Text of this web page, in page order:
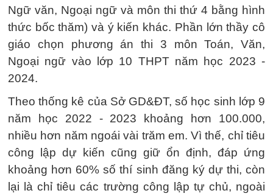
Ngữ văn, Ngoại ngữ và môn thi thứ 4 bằng hình
thức bốc thăm) và ý kiến khác. Phần lớn thầy cô
giáo chọn phương án thi 3 môn Toán, Văn,
Ngoại ngữ vào lớp 10 THPT năm học 2023 -
2024.
Theo thống kê của Sở GD&ĐT, số học sinh lớp 9
năm học 2022 - 2023 khoảng hơn 100.000,
nhiều hơn năm ngoái vài trăm em. Vì thế, chỉ tiêu
công lập dự kiến cũng giữ ổn định, đáp ứng
khoảng hơn 60% số thí sinh đăng ký dự thi, còn
lại là chỉ tiêu các trường công lập tự chủ, ngoài